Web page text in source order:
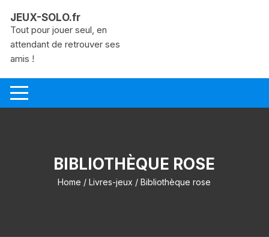
contenu
JEUX-SOLO.fr
Tout pour jouer seul, en
attendant de retrouver ses
amis !
BIBLIOTHÈQUE ROSE
Home /Livres-jeux / Bibliothèque rose